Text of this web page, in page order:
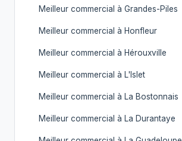
Meilleur commercial à Grandes-Piles
Meilleur commercial à Honfleur
Meilleur commercial à Hérouxville
Meilleur commercial à L'Islet
Meilleur commercial à La Bostonnais
Meilleur commercial à La Durantaye